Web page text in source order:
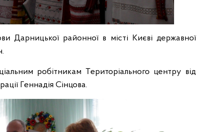
Дарницької районної в місті Києві державної
робітникам Територіального центру від
Геннадія Сінцова.